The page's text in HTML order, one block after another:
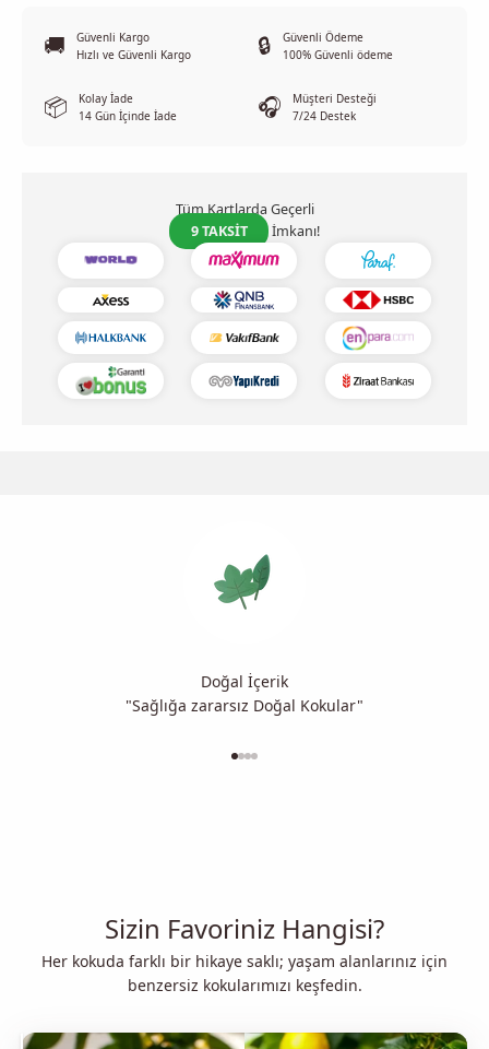
🚚
Güvenli Kargo
Hızlı ve Güvenli Kargo
🔒
Güvenli Ödeme
100% Güvenli ödeme
📦
Kolay İade
14 Gün İçinde İade
🎧
Müşteri Desteği
7/24 Destek
Tüm Kartlarda Geçerli
9 TAKSİT
İmkanı!
Doğal İçerik
"Sağlığa zararsız Doğal Kokular"
Sizin Favoriniz Hangisi?
Her kokuda farklı bir hikaye saklı; yaşam alanlarınız için
benzersiz kokularımızı keşfedin.